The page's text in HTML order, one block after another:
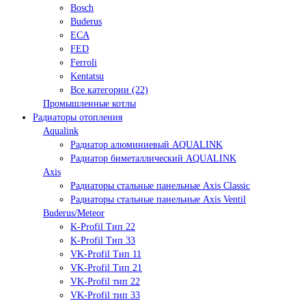
Bosch
Buderus
ECA
FED
Ferroli
Kentatsu
Все категории (22)
Промышленные котлы
Радиаторы отопления
Aqualink
Радиатор алюминиевый AQUALINK
Радиатор биметаллический AQUALINK
Axis
Радиаторы стальные панельные Axis Classic
Радиаторы стальные панельные Axis Ventil
Buderus/Meteor
K-Profil Тип 22
K-Profil Тип 33
VK-Profil Тип 11
VK-Profil Тип 21
VK-Profil тип 22
VK-Profil тип 33